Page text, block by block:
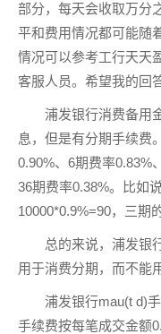
部分，每天会收取万分
平和费用情况都可能随
情况可以参考工行天天
客服人员。希望我的回
浦发银行消费备用
息，但是有分期手续费
0.90%、6期费率0.83%
36期费率0.38%。比如
10000*0.9%=90，三期
总的来说，浦发银
用于消费分期，而不能
浦发银行mau(t d)
手续费按每笔成交金额